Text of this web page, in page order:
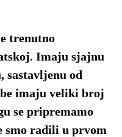
trenutno
Imaju sjajnu
sastavljenu od
imaju veliki broj
se pripremamo
smo radili u prvom